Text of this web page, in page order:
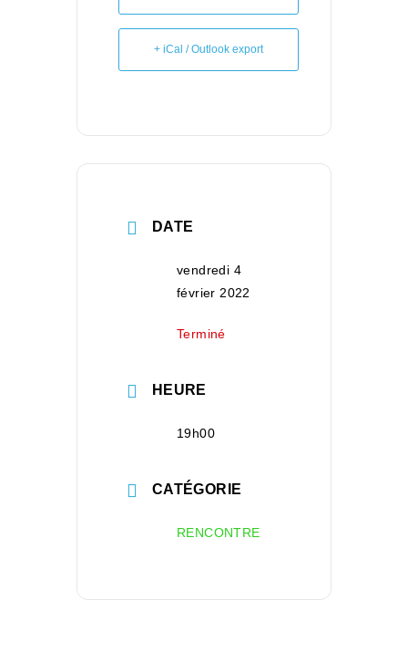
+ iCal / Outlook export
DATE
vendredi 4
février 2022
Terminé
HEURE
19h00
CATÉGORIE
RENCONTRE